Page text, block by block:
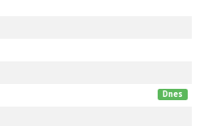
Dnes